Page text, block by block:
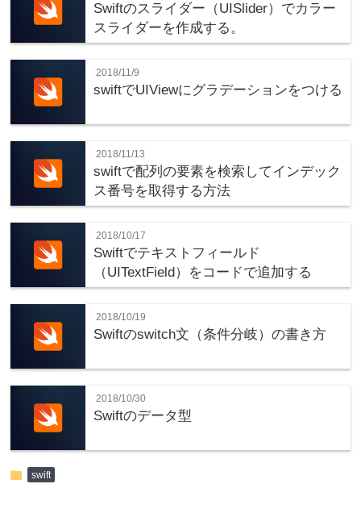
Swiftのスライダー（UISlider）でカラー
スライダーを作成する。
2018/11/9
swiftでUIViewにグラデーションをつける
2018/11/13
swiftで配列の要素を検索してインデック
ス番号を取得する方法
2018/10/17
Swiftでテキストフィールド
（UITextField）をコードで追加する
2018/10/19
Swiftのswitch文（条件分岐）の書き方
2018/10/30
Swiftのデータ型
folder swift